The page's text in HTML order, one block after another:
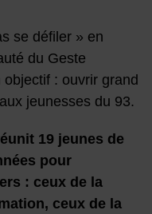
se défiler » en
du Geste
: ouvrir grand
jeunesses du 93.
19 jeunes de
pour
: ceux de la
ceux de la